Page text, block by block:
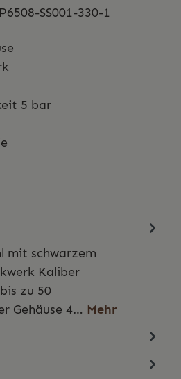
SS001-330-1
5 bar
mit schwarzem
Kaliber
zu 50
Gehäuse 4… Mehr